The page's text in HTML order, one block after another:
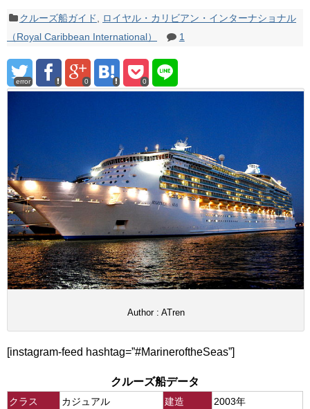
クルーズ船ガイド
ロイヤル・カリビアン・インターナショナル
（Royal Caribbean International）
1
error 0 0
Author : ATren
[instagram-feed hashtag=”#MarineroftheSeas”]
クルーズ船データ
クラス カジュアル 建造
2003年